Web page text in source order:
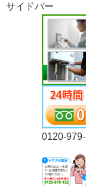
サイドバー
0120-